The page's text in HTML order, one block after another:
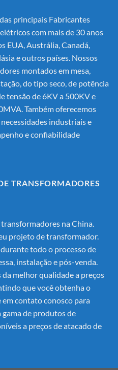
principais Fabricantes
com mais de 30 anos
EUA, Austrália, Canadá,
e outros países. Nossos
montados em mesa,
do tipo seco, de potência
tensão de 6KV a 500KV e
Também oferecemos
industriais e
e confiabilidade
TRANSFORMADORES
na China.
projeto de transformador.
todo o processo de
instalação e pós-venda.
melhor qualidade a preços
que você obtenha o
contato conosco para
gama de produtos de
a preços de atacado de